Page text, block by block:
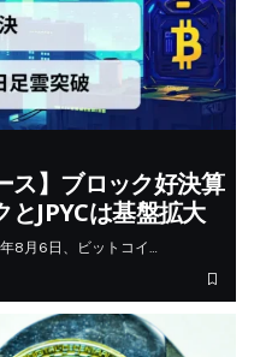
ス】ブロック好決算
とJPYCは基盤拡大
8月6日、ビットコイ…